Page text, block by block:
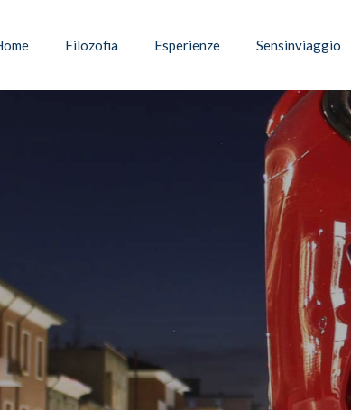
Filozofia Esperienze Sensinviaggio
MOTOR VALLEY